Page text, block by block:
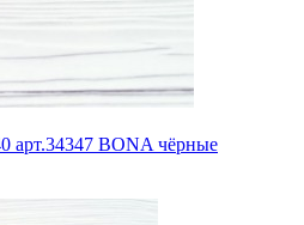
арт.34347 BONA чёрные